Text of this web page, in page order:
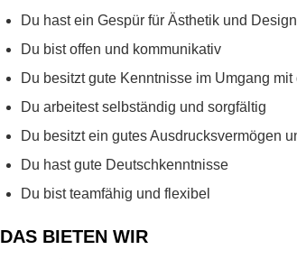
Du hast ein Gespür für Ästhetik und Design
Du bist offen und kommunikativ
Du besitzt gute Kenntnisse im Umgang
Du arbeitest selbständig und sorgfältig
Du besitzt ein gutes Ausdrucksvermögen
Du hast gute Deutschkenntnisse
Du bist teamfähig und flexibel
DAS BIETEN WIR